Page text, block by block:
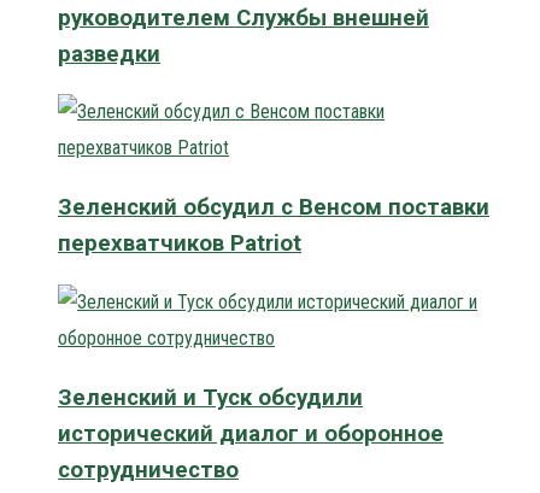
руководителем Службы внешней
разведки
Зеленский обсудил с Венсом поставки
перехватчиков Patriot
Зеленский и Туск обсудили
исторический диалог и оборонное
сотрудничество